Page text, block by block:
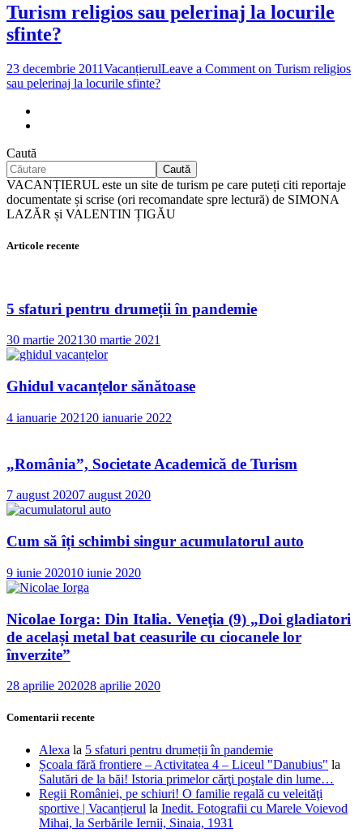
Turism religios sau pelerinaj la locurile
sfinte?
23 decembrie 2011VacanțierulLeave a Comment on Turism religios
sau pelerinaj la locurile sfinte?
Caută
Caută
VACANȚIERUL este un site de turism pe care puteți citi reportaje
documentate și scrise (ori recomandate spre lectură) de SIMONA
LAZĂR și VALENTIN ȚIGĂU
Articole recente
5 sfaturi pentru drumeții în pandemie
30 martie 202130 martie 2021
Ghidul vacanțelor sănătoase
4 ianuarie 2021 20 ianuarie 2022
„România”, Societate Academică de Turism
7 august 20207 august 2020
Cum să îți schimbi singur acumulatorul auto
9 iunie 202010 iunie 2020
Nicolae Iorga: Din Italia. Veneţia (9) „Doi gladiatori
de același metal bat ceasurile cu ciocanele lor
înverzite”
28 aprilie 202028 aprilie 2020
Comentarii recente
Alexa la 5 sfaturi pentru drumeții în pandemie
Școala fără frontiere – Activitatea 4 – Liceul "Danubius" la
Salutări de la băi! Istoria primelor cărţi poştale din lume…
Regii României, pe schiuri! O familie regală cu veleităţi
sportive | Vacanțierul la Inedit. Fotografii cu Marele Voievod
Mihai, la Serbările Iernii, Sinaia, 1931